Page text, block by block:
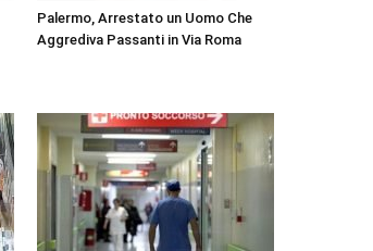
Palermo, Arrestato un Uomo Che
Aggrediva Passanti in Via Roma